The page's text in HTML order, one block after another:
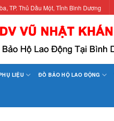
TP. Thủ Dầu Một, Tỉnh Bình Dương
LIỆU ĐỒ BẢO HỘ LAO ĐỘNG